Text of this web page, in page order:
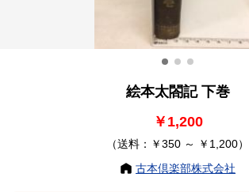
絵本太閤記 下巻
￥1,200
（送料：￥350 ～ ￥1,200）
古本倶楽部株式会社